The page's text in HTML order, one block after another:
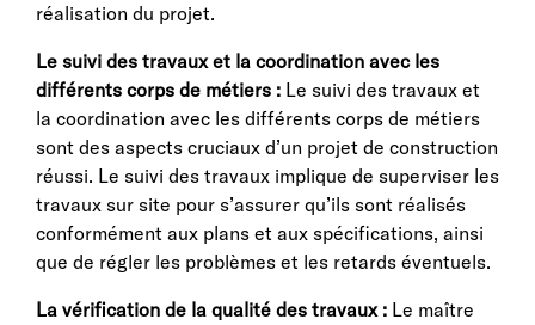
réalisation du projet.
Le suivi des travaux et la coordination avec les
différents corps de métiers : Le suivi des travaux et
la coordination avec les différents corps de métiers
sont des aspects cruciaux d’un projet de construction
réussi. Le suivi des travaux implique de superviser les
travaux sur site pour s’assurer qu’ils sont réalisés
conformément aux plans et aux spécifications, ainsi
que de régler les problèmes et les retards éventuels.
La vérification de la qualité des travaux : Le maître